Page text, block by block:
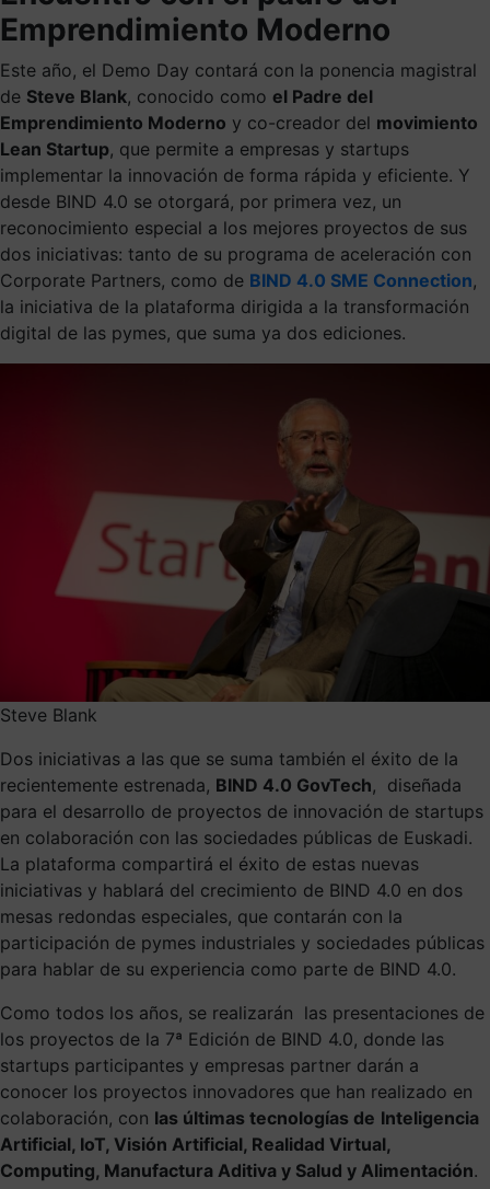
Emprendimiento Moderno
Este año, el Demo Day contará con la ponencia magistral
de Steve Blank, conocido como el Padre del
Emprendimiento Moderno y co-creador del movimiento
Lean Startup, que permite a empresas y startups
implementar la innovación de forma rápida y eficiente. Y
desde BIND 4.0 se otorgará, por primera vez, un
reconocimiento especial a los mejores proyectos de sus
dos iniciativas: tanto de su programa de aceleración con
Corporate Partners, como de BIND 4.0 SME Connection,
la iniciativa de la plataforma dirigida a la transformación
digital de las pymes, que suma ya dos ediciones.
Steve Blank
Dos iniciativas a las que se suma también el éxito de la
recientemente estrenada, BIND 4.0 GovTech, diseñada
para el desarrollo de proyectos de innovación de startups
en colaboración con las sociedades públicas de Euskadi.
La plataforma compartirá el éxito de estas nuevas
iniciativas y hablará del crecimiento de BIND 4.0 en dos
mesas redondas especiales, que contarán con la
participación de pymes industriales y sociedades públicas
para hablar de su experiencia como parte de BIND 4.0.
Como todos los años, se realizarán las presentaciones de
los proyectos de la 7ª Edición de BIND 4.0, donde las
startups participantes y empresas partner darán a
conocer los proyectos innovadores que han realizado en
colaboración, con las últimas tecnologías de Inteligencia
Artificial, IoT, Visión Artificial, Realidad Virtual,
Computing, Manufactura Aditiva y Salud y Alimentación.